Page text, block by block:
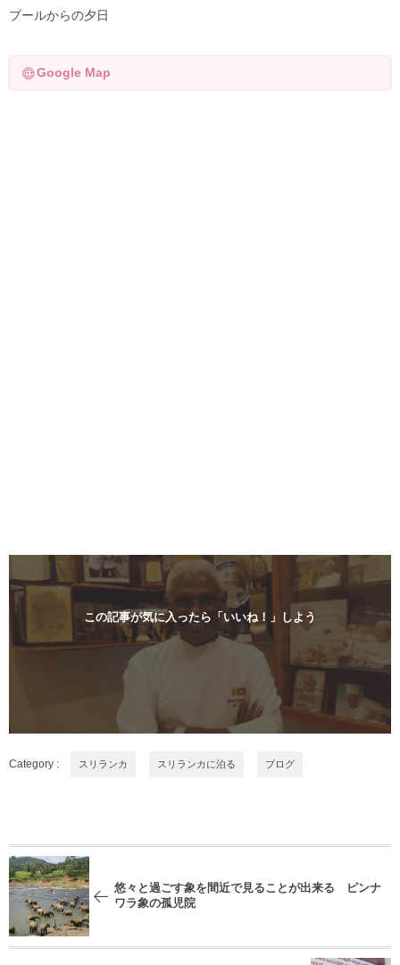
プールからの夕日
Google Map
この記事が気に入ったら「いいね！」しよう
Category : スリランカ スリランカに泊る ブログ
悠々と過ごす象を間近で見ることが出来る ピンナ
ワラ象の孤児院